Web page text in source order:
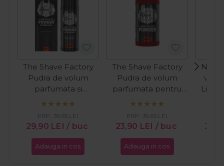
The Shave Factory
Pudra de volum
parfumata si
matifianta
29,90 LEI / buc
PRP: 39,65 LEI
Adauga in cos
The Shave Factory
Pudra de volum
parfumata pentru
styling Ruby 20g
23,90 LEI / buc
PRP: 39,65 LEI
Adauga in cos
Light